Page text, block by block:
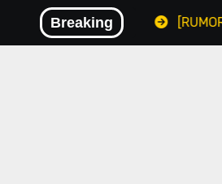
Breaking
Malware [RUMOR]